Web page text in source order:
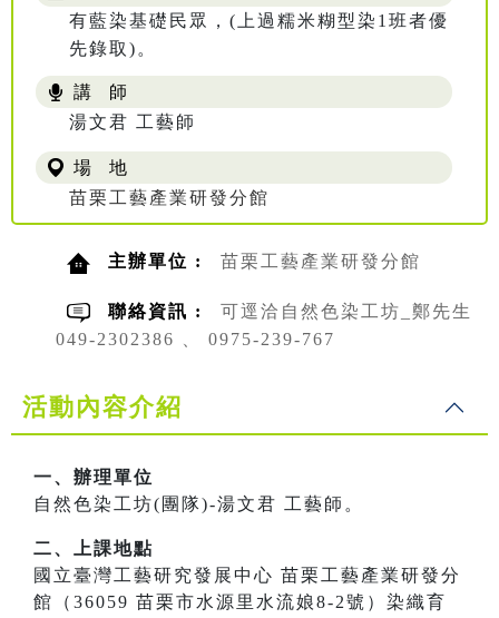
有藍染基礎民眾，(上過糯米糊型染1班者優
先錄取)。
講 師
湯文君 工藝師
場 地
苗栗工藝產業研發分館
主辦單位 : 苗栗工藝產業研發分館
聯絡資訊 :
可逕洽自然色染工坊_鄭先生
049-2302386 、 0975-239-767
活動內容介紹
一、辦理單位
自然色染工坊(團隊)-湯文君 工藝師。
二、上課地點
國立臺灣工藝研究發展中心 苗栗工藝產業研發分
館（36059 苗栗市水源里水流娘8-2號）染織育